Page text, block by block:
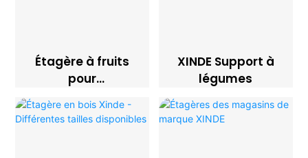
Étagère à fruits
pour
XINDE
XINDE Support à
légumes